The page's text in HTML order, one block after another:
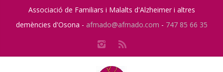
Associació de Familiars i Malalts d'Alzheimer i altres
demències d'Osona - afmado@afmado.com - 747 85 66 35